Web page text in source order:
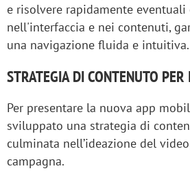
e risolvere rapidamente
nell'interfaccia e nei contenuti,
una navigazione fluida e intuitiva.
STRATEGIA DI CONTENUTO
Per presentare la nuova app
sviluppato una strategia di
culminata nell’ideazione del
campagna.